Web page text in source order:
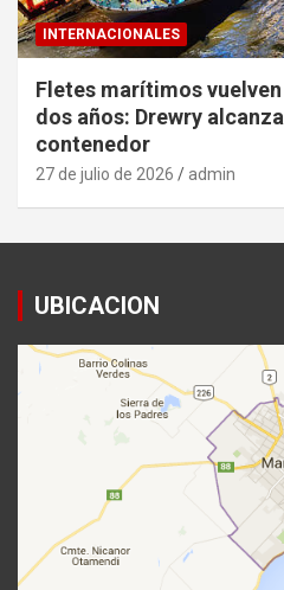
INTERNACIONALES
Fletes marítimos
dos años: Drewry
contenedor
27 de julio de 2026 admin
UBICACION